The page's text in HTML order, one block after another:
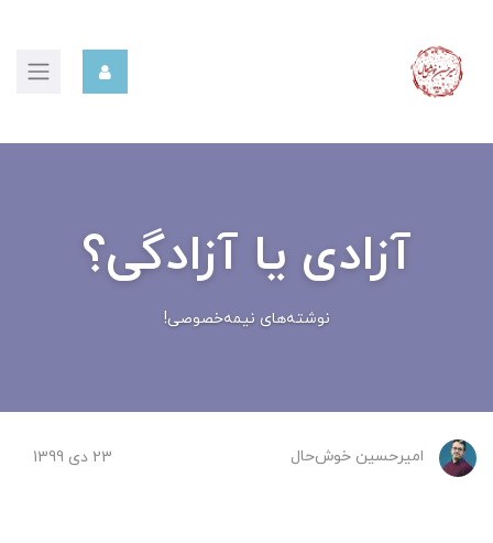
آزادی یا آزادگی؟
نوشته‌های نیمه‌خصوصی!
امیرحسین ‌خوش‌حال 23 دی 1399